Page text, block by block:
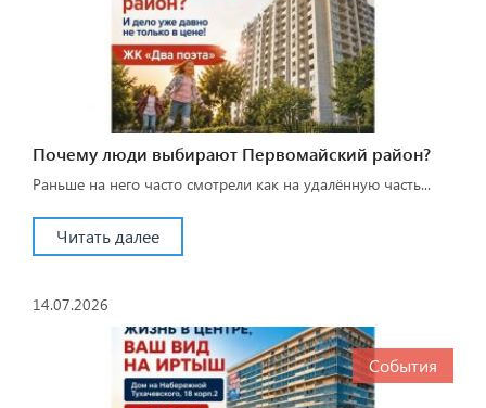
Почему люди выбирают Первомайский район?
Раньше на него часто смотрели как на удалённую часть...
Читать далее
14.07.2026
События